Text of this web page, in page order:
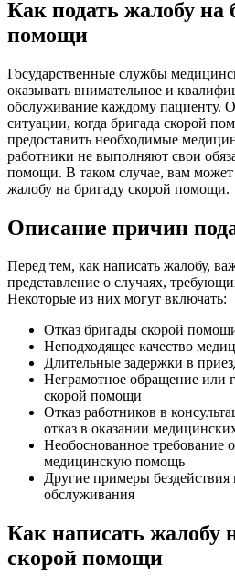
Как подать жалобу на
помощи
Государственные службы
оказывать внимательное и
обслуживание каждому пациенту.
ситуации, когда бригада скорой
предоставить необходимые
работники не выполняют свои
помощи. В таком случае, вам может
жалобу на бригаду скорой помощи.
Описание причин
Перед тем, как написать жалобу,
представление о случаях,
Некоторые из них могут включать:
Отказ бригады скорой
Неподходящее качество
Длительные задержки в
Неграмотное обращение или
скорой помощи
Отказ работников в
отказ в оказании
Необоснованное требование
медицинскую помощь
Другие примеры бездействия
обслуживания
Как написать жалобу
скорой помощи